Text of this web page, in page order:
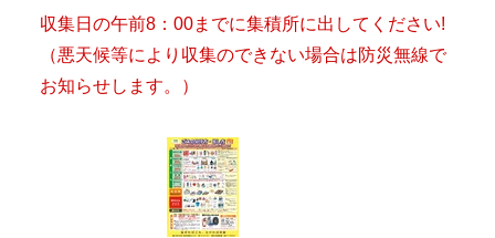
収集日の午前8：00までに集積所に出してください!
（悪天候等により収集のできない場合は防災無線で
お知らせします。）